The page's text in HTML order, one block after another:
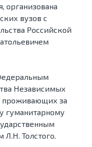
организована
вузов с
Российской
Независимых
проживающих за
гуманитарному
Л.Н. Толстого.